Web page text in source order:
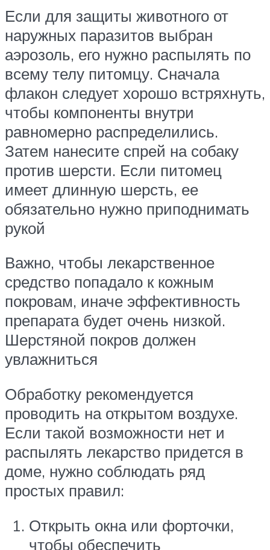
Если для защиты животного от
наружных паразитов выбран
аэрозоль, его нужно распылять по
всему телу питомцу. Сначала
флакон следует хорошо встряхнуть,
чтобы компоненты внутри
равномерно распределились.
Затем нанесите спрей на собаку
против шерсти. Если питомец
имеет длинную шерсть, ее
обязательно нужно приподнимать
рукой
Важно, чтобы лекарственное
средство попадало к кожным
покровам, иначе эффективность
препарата будет очень низкой.
Шерстяной покров должен
увлажниться
Обработку рекомендуется
проводить на открытом воздухе.
Если такой возможности нет и
распылять лекарство придется в
доме, нужно соблюдать ряд
простых правил:
Открыть окна или форточки,
чтобы обеспечить